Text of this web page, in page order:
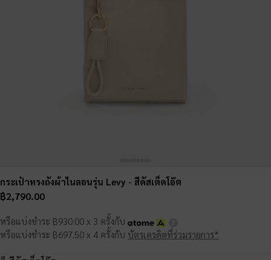
กระเป๋าทรงถังผ้าไนลอนรุ่น Levy - สีดัสเต็ดโอ๊ต
฿2,790.00
หรือแบ่งชำระ ฿930.00 x 3 ครั้งกับ
หรือแบ่งชำระ ฿697.50 x 4 ครั้งกับ บัตรเครดิตที่ร่วมรายการ*